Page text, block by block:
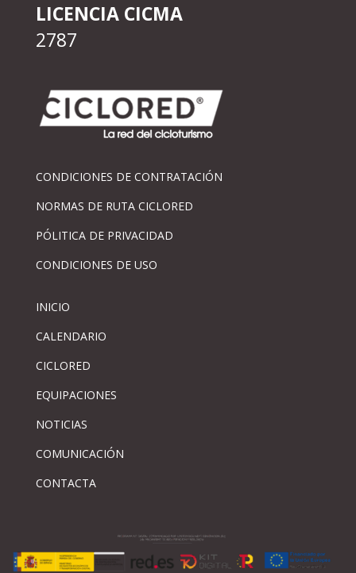
LICENCIA CICMA
2787
CONDICIONES DE CONTRATACIÓN
NORMAS DE RUTA CICLORED
PÓLITICA DE PRIVACIDAD
CONDICIONES DE USO
INICIO
CALENDARIO
CICLORED
EQUIPACIONES
NOTICIAS
COMUNICACIÓN
CONTACTA